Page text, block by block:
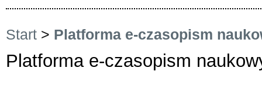
Start > Platforma e-czasopism
Platforma e-czasopism